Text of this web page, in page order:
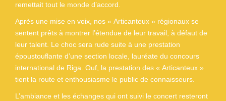
remettait tout le monde d’accord.
Après une mise en voix, nos « Articanteux » régionaux se
sentent prêts à montrer l’étendue de leur travail, à défaut de
leur talent. Le choc sera rude suite à une prestation
époustouflante d’une section locale, lauréate du concours
international de Riga. Ouf, la prestation des « Articanteux »
tient la route et enthousiasme le public de connaisseurs.
L’ambiance et les échanges qui ont suivi le concert resteront